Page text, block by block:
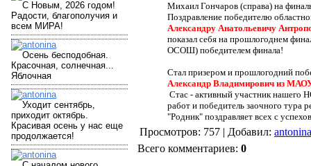
Михаил Гончаров (справа) на
Поздравление победителю
Александру Анатольевичу
показал себя на прошлогоднем
ОСОШ) победителем финала!
Стал призером и прошлогодний
Александр Владимирович из
Стас - активный участник нашего
работ и победитель заочного тура
"Родник" поздравляет всех с
Просмотров: 757 | Добавил: antonina
Всего комментариев: 0